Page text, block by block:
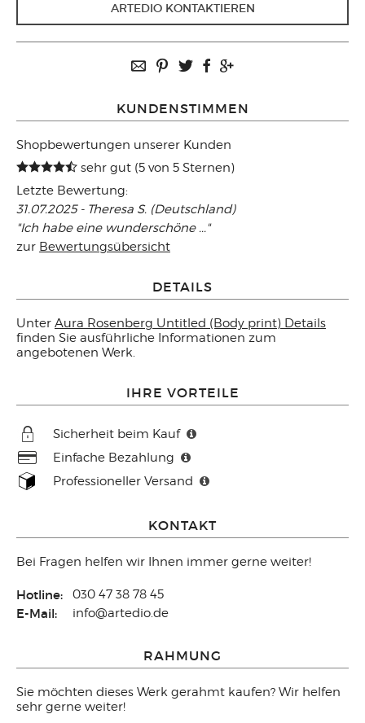
ARTEDIO KONTAKTIEREN
KUNDENSTIMMEN
Shopbewertungen unserer Kunden
sehr gut (5 von 5 Sternen)
Letzte Bewertung:
31.07.2025 - Theresa S. (Deutschland)
"Ich habe eine wunderschöne ..."
zur Bewertungsübersicht
DETAILS
Unter Aura Rosenberg Untitled (Body print) Details
finden Sie ausführliche Informationen zum
angebotenen Werk.
IHRE VORTEILE
Sicherheit beim Kauf
Einfache Bezahlung
Professioneller Versand
KONTAKT
Bei Fragen helfen wir Ihnen immer gerne weiter!
Hotline: 030 47 38 78 45
E-Mail: info@artedio.de
RAHMUNG
Sie möchten dieses Werk gerahmt kaufen? Wir helfen
sehr gerne weiter!